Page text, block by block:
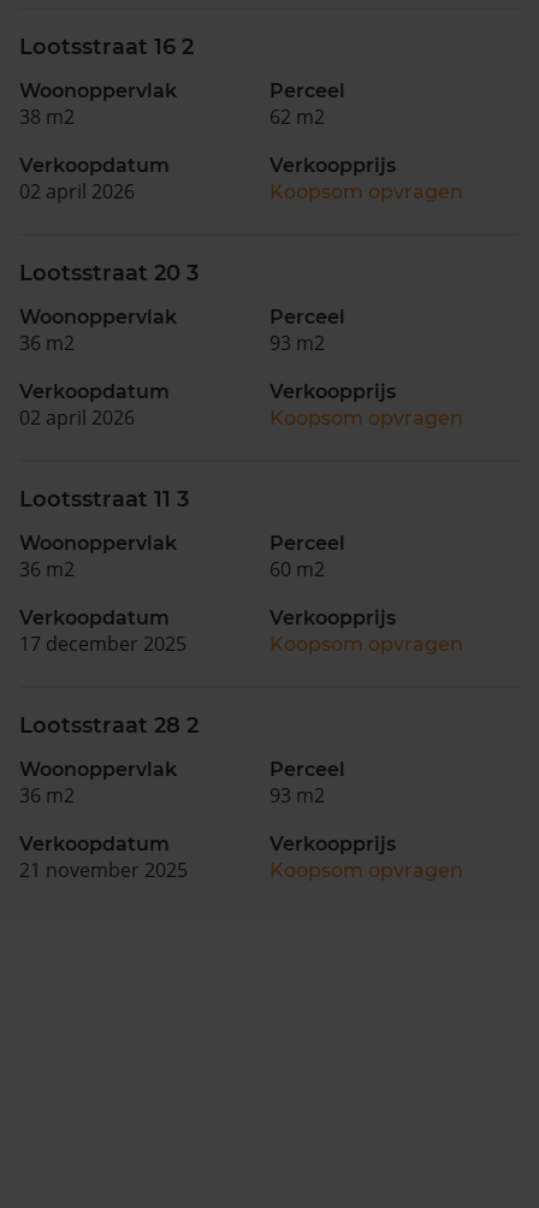
Lootsstraat 16 2
Woonoppervlak
38 m2
Perceel
62 m2
Verkoopdatum
02 april 2026
Verkoopprijs
Koopsom opvragen
Lootsstraat 20 3
Woonoppervlak
36 m2
Perceel
93 m2
Verkoopdatum
02 april 2026
Verkoopprijs
Koopsom opvragen
Lootsstraat 11 3
Woonoppervlak
36 m2
Perceel
60 m2
Verkoopdatum
17 december 2025
Verkoopprijs
Koopsom opvragen
Lootsstraat 28 2
Woonoppervlak
36 m2
Perceel
93 m2
Verkoopdatum
21 november 2025
Verkoopprijs
Koopsom opvragen